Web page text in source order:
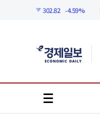
302.82 -4.59%